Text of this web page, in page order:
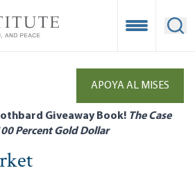
Open
APOYA AL MISES
Giveaway Book! The Case
Percent Gold Dollar